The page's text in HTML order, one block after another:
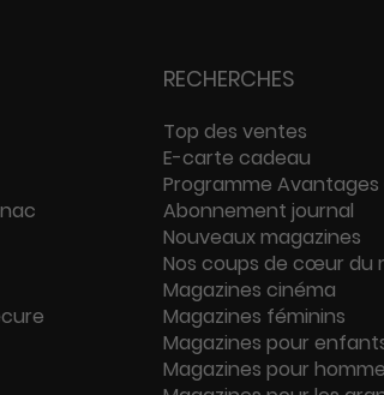
RECHERCHES
Top des ventes
E-carte cadeau
Programme Avantages
Abonnement journal
Nouveaux magazines
Nos coups de cœur du
Magazines cinéma
Magazines féminins
Magazines pour
Magazines pour homme